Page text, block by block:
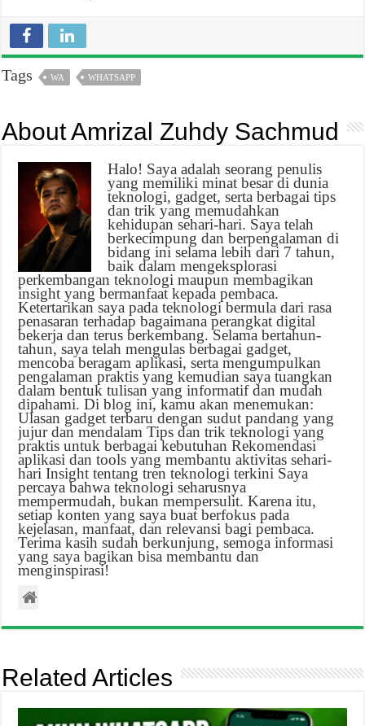
Tags WA WHATSAPP
About Amrizal Zuhdy Sachmud
Halo! Saya adalah seorang penulis
yang memiliki minat besar di dunia
teknologi, gadget, serta berbagai tips
dan trik yang memudahkan
kehidupan sehari-hari. Saya telah
berkecimpung dan berpengalaman di
bidang ini selama lebih dari 7 tahun,
baik dalam mengeksplorasi
perkembangan teknologi maupun membagikan
insight yang bermanfaat kepada pembaca.
Ketertarikan saya pada teknologi bermula dari rasa
penasaran terhadap bagaimana perangkat digital
bekerja dan terus berkembang. Selama bertahun-
tahun, saya telah mengulas berbagai gadget,
mencoba beragam aplikasi, serta mengumpulkan
pengalaman praktis yang kemudian saya tuangkan
dalam bentuk tulisan yang informatif dan mudah
dipahami. Di blog ini, kamu akan menemukan:
Ulasan gadget terbaru dengan sudut pandang yang
jujur dan mendalam Tips dan trik teknologi yang
praktis untuk berbagai kebutuhan Rekomendasi
aplikasi dan tools yang membantu aktivitas sehari-
hari Insight tentang tren teknologi terkini Saya
percaya bahwa teknologi seharusnya
mempermudah, bukan mempersulit. Karena itu,
setiap konten yang saya buat berfokus pada
kejelasan, manfaat, dan relevansi bagi pembaca.
Terima kasih sudah berkunjung, semoga informasi
yang saya bagikan bisa membantu dan
menginspirasi!
Related Articles